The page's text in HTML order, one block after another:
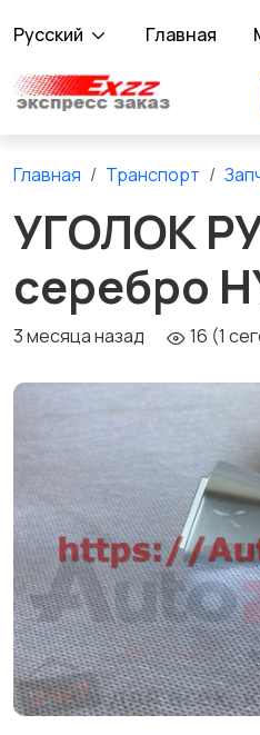
Русский Главная
Главная Транспорт
УГОЛОК
серебро
3 месяца назад 16 (1